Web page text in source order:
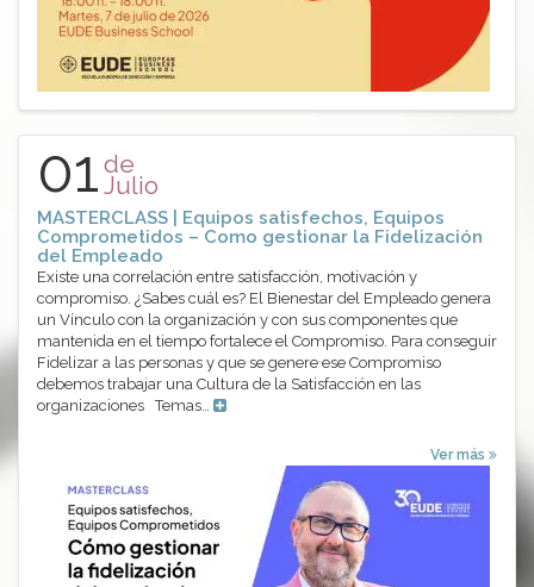
01 de
Julio
MASTERCLASS | Equipos satisfechos, Equipos
Comprometidos – Como gestionar la Fidelización
del Empleado
Existe una correlación entre satisfacción, motivación y
compromiso. ¿Sabes cuál es? El Bienestar del Empleado genera
un Vínculo con la organización y con sus componentes que
mantenida en el tiempo fortalece el Compromiso. Para conseguir
Fidelizar a las personas y que se genere ese Compromiso
debemos trabajar una Cultura de la Satisfacción en las
organizaciones Temas…
Ver más